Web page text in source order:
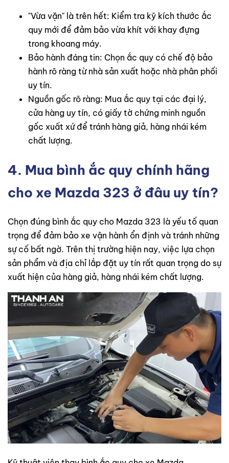
"Vừa vặn" là trên hết: Kiểm tra kỹ kích thước ắc
quy mới để đảm bảo vừa khít với khay đựng
trong khoang máy.
Bảo hành đáng tin: Chọn ắc quy có chế độ bảo
hành rõ ràng từ nhà sản xuất hoặc nhà phân phối
uy tín.
Nguồn gốc rõ ràng: Mua ắc quy tại các đại lý,
cửa hàng uy tín, có giấy tờ chứng minh nguồn
gốc xuất xứ để tránh hàng giả, hàng nhái kém
chất lượng.
4. Mua bình ắc quy chính hãng
cho xe Mazda 323 ở đâu uy tín?
Chọn đúng bình ắc quy cho Mazda 323 là yếu tố quan
trọng để đảm bảo xe vận hành ổn định và tránh những
sự cố bất ngờ. Trên thị trường hiện nay, việc lựa chọn
sản phẩm và địa chỉ lắp đặt uy tín rất quan trọng do sự
xuất hiện của hàng giả, hàng nhái kém chất lượng.